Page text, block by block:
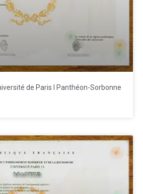
de Paris I Panthéon-Sorbonne